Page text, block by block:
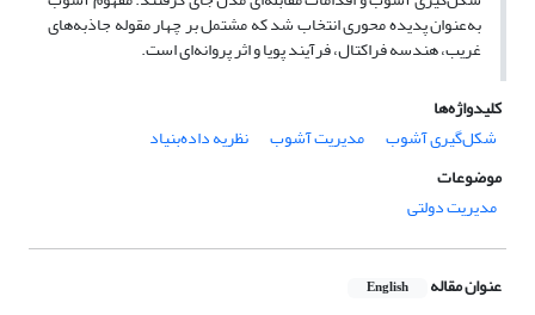
به‌عنوان پدیده محوری انتخاب شد که مشتمل بر چهار مقوله جاذبه‌های
غریب، هندسه فراکتال، فرآیند پویا و اثر پروانه‌ای است.
کلیدواژه‌ها
شکل‌گیری آشوب
مدیریت آشوب
نظریه داده‌بنیاد
موضوعات
مدیریت دولتی
عنوان مقاله English